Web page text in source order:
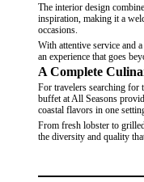
The interior design
inspiration, making it a
occasions.
With attentive service and
an experience that goes
A Complete
For travelers searching for
buffet at All Seasons
coastal flavors in one
From fresh lobster to
thediversity and quality